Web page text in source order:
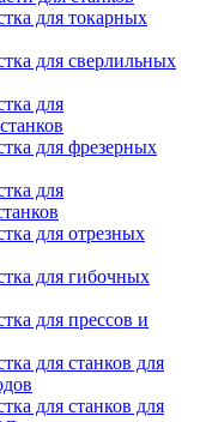
для токарных
для сверлильных
для
для фрезерных
для
для отрезных
для гибочных
для прессов и
для станков для
для станков для